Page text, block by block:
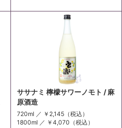
ササナミ 檸檬サワーノモト / 麻
原酒造
720ml ／ ￥2,145（税込）
1800ml ／ ￥4,070 （税込）